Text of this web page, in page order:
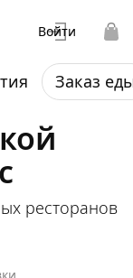
Войти
Заказ
ресторанов